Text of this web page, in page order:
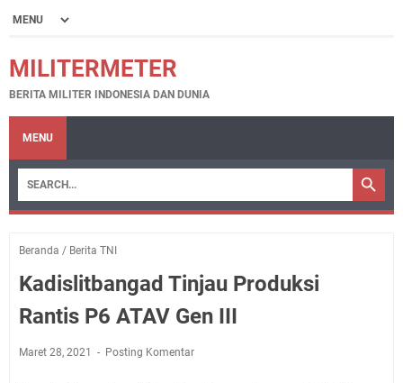
MILITERMETER
BERITA MILITER INDONESIA DAN DUNIA
MENU
Beranda / Berita TNI
Kadislitbangad Tinjau Produksi
Rantis P6 ATAV Gen III
Maret 28, 2021 Posting Komentar